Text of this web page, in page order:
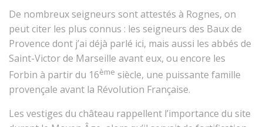
De nombreux seigneurs sont attestés à Rognes, on
peut citer les plus connus : les seigneurs des Baux de
Provence dont j’ai déjà parlé ici, mais aussi les abbés de
Saint-Victor de Marseille avant eux, ou encore les
Forbin à partir du 16ème siècle, une puissante famille
provençale avant la Révolution Française.
Les vestiges du château rappellent l’importance du site